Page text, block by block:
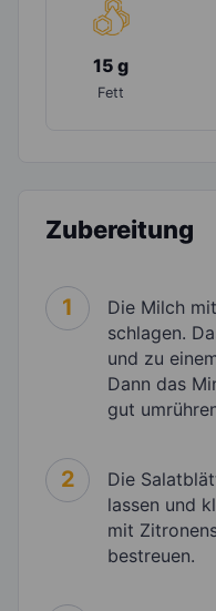
15 g
Fett
Zubereitung
1
Die Milch
schlagen.
und zu
Dann das
gut
2
Die
lassen und
mit
bestreuen.